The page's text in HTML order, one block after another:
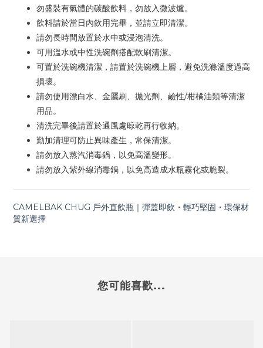
勿盛裝有氣體的碳酸飲料，勿放入微波爐。
飲料請於當日內飲用完畢，並請立即清潔。
請勿長時間放置於水中或浸泡清洗。
可用溫水或中性洗碗劑搭配軟刷清潔。
可置於洗碗機清潔，請置於洗碗機上層，避免洗滌溫度過高
損壞。
請勿使用漂白水、金屬刷、拋光劑、鹼性/柑橘油類等清潔
用品。
清洗完畢後請置於通風處晾乾再行收納。
勤加清理可防止異味產生，常保清潔。
請勿放入蒸汽消毒鍋，以免高溫變形。
請勿放入紫外線消毒鍋，以免高造成水瓶霧化或脆裂。
CAMELBAK CHUG 戶外直飲瓶｜彈蓋即飲・輕巧堅固・環保材
質新選擇
您可能喜歡...